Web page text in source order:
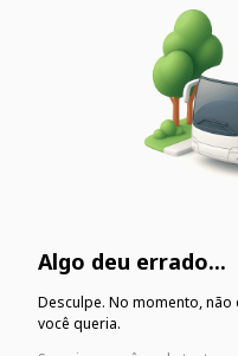
Algo deu errado...
Desculpe. No momento,
você queria.